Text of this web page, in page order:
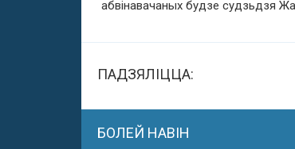
абвінавачаных будзе судзьдзя
ПАДЗЯЛІЦЦА:
БОЛЕЙ НАВІН